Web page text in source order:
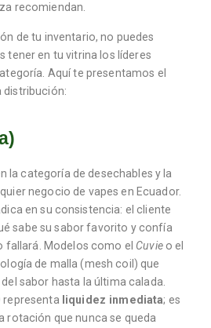
recomiendan.
de tu inventario, no puedes
tener en tu vitrina los líderes
Aquí te presentamos el
distribución:
la categoría de desechables y la
negocio de vapes en Ecuador.
en su consistencia: el cliente
sabe su sabor favorito y confía
fallará. Modelos como el Cuvieo el
de malla (mesh coil) que
sabor hasta la última calada.
representa liquidez inmediata; es
rotación que nunca se queda